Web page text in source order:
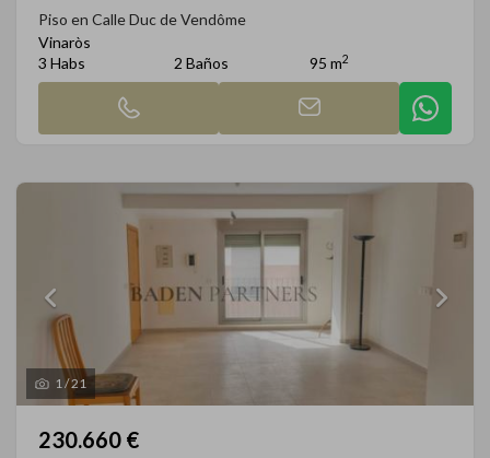
Piso en Calle Duc de Vendôme
Vinaròs
3 Habs
2 Baños 95 m2
1/21
230.660 €